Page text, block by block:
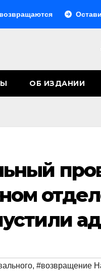
Оставить
ОБ ИЗДАНИИ
, #возвращение